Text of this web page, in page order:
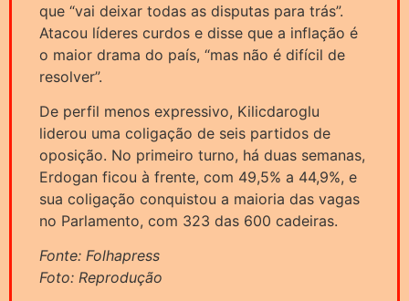
que “vai deixar todas as disputas para trás”.
Atacou líderes curdos e disse que a inflação é
o maior drama do país, “mas não é difícil de
resolver”.
De perfil menos expressivo, Kilicdaroglu
liderou uma coligação de seis partidos de
oposição. No primeiro turno, há duas semanas,
Erdogan ficou à frente, com 49,5% a 44,9%, e
sua coligação conquistou a maioria das vagas
no Parlamento, com 323 das 600 cadeiras.
Fonte: Folhapress
Foto: Reprodução